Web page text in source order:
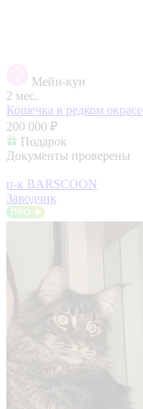
Мейн-кун
2 мес.
Кошечка в редком окрасе
200 000 ₽
Подарок
Документы проверены
п-к BARSCOON
Заводчик